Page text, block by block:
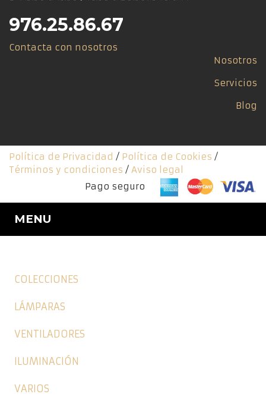
976.25.86.67
Contacta con nosotros
Nosotros
Servicios
Blog
Política de Privacidad / Política de Cookies /
Términos y condiciones / Aviso legal
Pago seguro
MENU
COLECCIONES
LÁMPARAS
VENTILADORES
ILUMINACIÓN
VARIOS